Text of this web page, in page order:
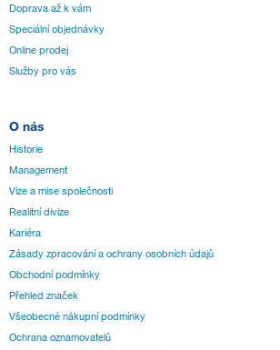
Doprava až k vám
Speciální objednávky
Online prodej
Služby pro vás
O nás
Historie
Management
Vize a mise společnosti
Realitní divize
Kariéra
Zásady zpracování a ochrany osobních údajů
Obchodní podmínky
Přehled značek
Všeobecné nákupní podmínky
Ochrana oznamovatelů